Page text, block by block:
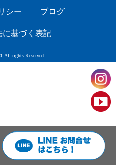
シー ブログ
基づく表記
rights Reserved.